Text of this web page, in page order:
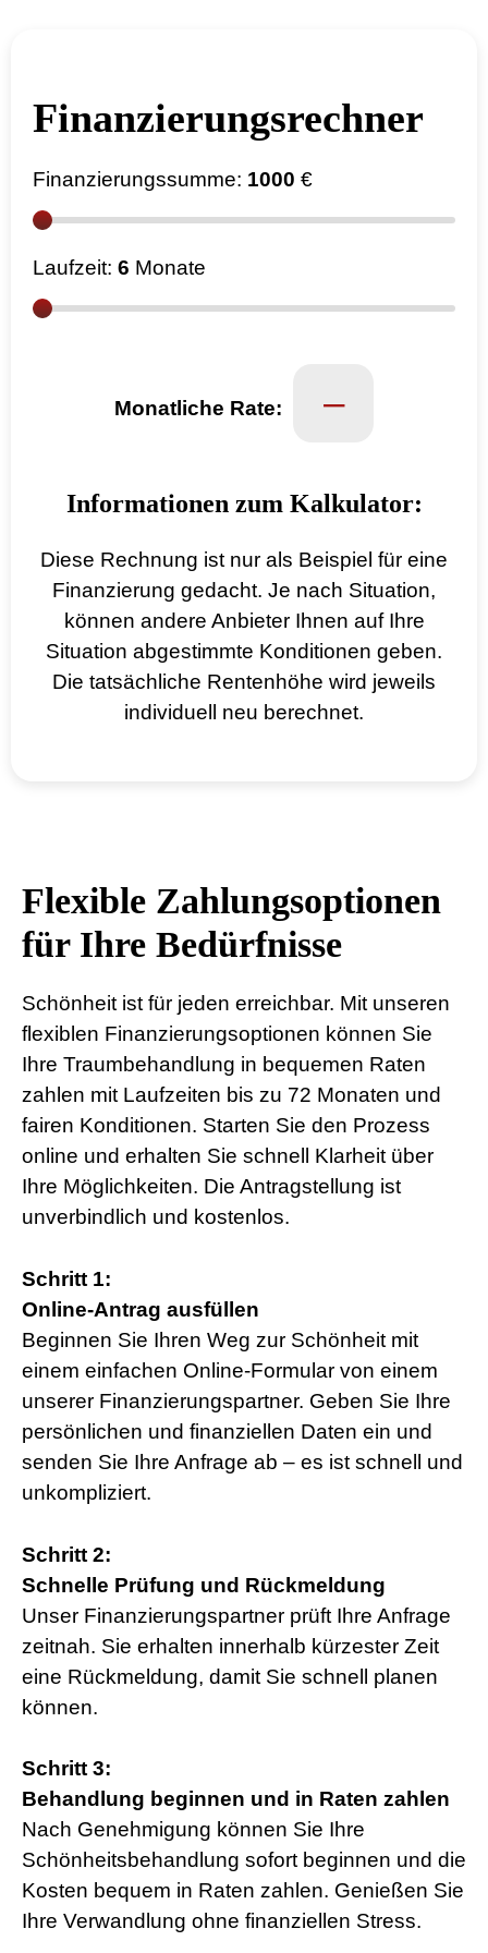
Finanzierungs­­rechner
Finanzierungssumme: 1000 €
Laufzeit: 6 Monate
Monatliche Rate: ­ –
Informationen zum Kalkulator:
Diese Rechnung ist nur als Beispiel für eine
Finanzierung gedacht. Je nach Situation,
können andere Anbieter Ihnen auf Ihre
Situation abgestimmte Konditionen geben.
Die tatsächliche Rentenhöhe wird jeweils
individuell neu berechnet.
Flexible Zahlungsoptionen
für Ihre Bedürfnisse
Schönheit ist für jeden erreichbar. Mit unseren
flexiblen Finanzierungsoptionen können Sie
Ihre Traumbehandlung in bequemen Raten
zahlen mit Laufzeiten bis zu 72 Monaten und
fairen Konditionen. Starten Sie den Prozess
online und erhalten Sie schnell Klarheit über
Ihre Möglichkeiten. Die Antragstellung ist
unverbindlich und kostenlos.
Schritt 1:
Online-Antrag ausfüllen
Beginnen Sie Ihren Weg zur Schönheit mit
einem einfachen Online-Formular von einem
unserer Finanzierungspartner. Geben Sie Ihre
persönlichen und finanziellen Daten ein und
senden Sie Ihre Anfrage ab – es ist schnell und
unkompliziert.
Schritt 2:
Schnelle Prüfung und Rückmeldung
Unser Finanzierungspartner prüft Ihre Anfrage
zeitnah. Sie erhalten innerhalb kürzester Zeit
eine Rückmeldung, damit Sie schnell planen
können.
Schritt 3:
Behandlung beginnen und in Raten zahlen
Nach Genehmigung können Sie Ihre
Schönheitsbehandlung sofort beginnen und die
Kosten bequem in Raten zahlen. Genießen Sie
Ihre Verwandlung ohne finanziellen Stress.